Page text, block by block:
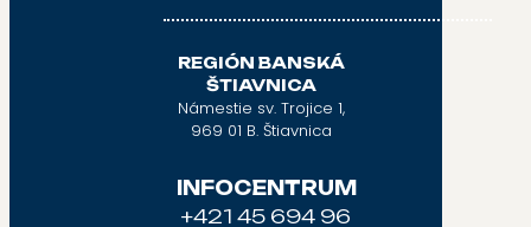
REGIÓN BANSKÁ
ŠTIAVNICA
Námestie sv. Trojice 1,
969 01 B. Štiavnica
INFOCENTRUM
+421 45 694 96